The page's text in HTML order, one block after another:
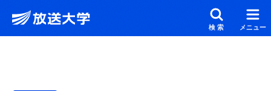
メインコンテンツにスキップ
検索 メニュー